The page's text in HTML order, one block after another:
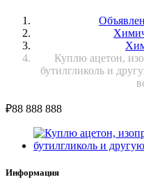
Куплю ацетон,
бутилгликоль и
₽88 888 888
Информация